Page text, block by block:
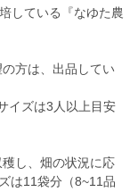
している『なゆた農
方は、出品してい
イズは3人以上目安
し、畑の状況に応
は11袋分（8~11品